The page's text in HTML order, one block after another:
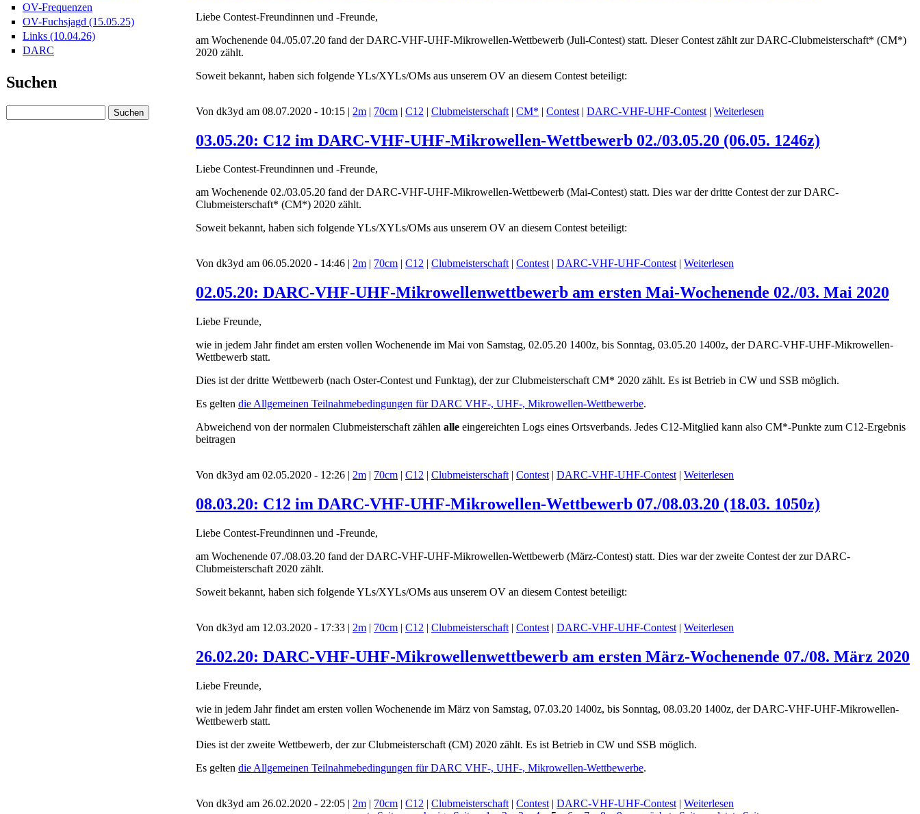
OV-Frequenzen
OV-Fuchsjagd (15.05.25)
Links (10.04.26)
DARC
Suchen
Liebe Contest-Freundinnen und -Freunde,
am Wochenende 04./05.07.20 fand der DARC-VHF-UHF-Mikrowellen-Wettbewerb (Juli-Contest) statt. Dieser Contest zählt zur DARC-Clubmeisterschaft* (CM*)
2020 zählt.
Soweit bekannt, haben sich folgende YLs/XYLs/OMs aus unserem OV an diesem Contest beteiligt:
Von dk3yd am 08.07.2020 - 10:15 | 2m | 70cm | C12 | Clubmeisterschaft | CM* | Contest | DARC-VHF-UHF-Contest | Weiterlesen
03.05.20: C12 im DARC-VHF-UHF-Mikrowellen-Wettbewerb 02./03.05.20 (06.05. 1246z)
Liebe Contest-Freundinnen und -Freunde,
am Wochenende 02./03.05.20 fand der DARC-VHF-UHF-Mikrowellen-Wettbewerb (Mai-Contest) statt. Dies war der dritte Contest der zur DARC-
Clubmeisterschaft* (CM*) 2020 zählt.
Soweit bekannt, haben sich folgende YLs/XYLs/OMs aus unserem OV an diesem Contest beteiligt:
Von dk3yd am 06.05.2020 - 14:46 | 2m 70cm C12 Clubmeisterschaft| Contest| DARC-VHF-UHF-Contest| Weiterlesen
02.05.20: DARC-VHF-UHF-Mikrowellenwettbewerb am ersten Mai-Wochenende 02./03. Mai 2020
Liebe Freunde,
wie in jedem Jahr findet am ersten vollen Wochenende im Mai von Samstag, 02.05.20 1400z, bis Sonntag, 03.05.20 1400z, der DARC-VHF-UHF-Mikrowellen-
Wettbewerb statt.
Dies ist der dritte Wettbewerb (nach Oster-Contest und Funktag), der zur Clubmeisterschaft CM* 2020 zählt. Es ist Betrieb in CW und SSB möglich.
Es gelten die Allgemeinen Teilnahmebedingungen für DARC VHF-, UHF-, Mikrowellen-Wettbewerbe.
Abweichend von der normalen Clubmeisterschaft zählen alle eingereichten Logs eines Ortsverbands. Jedes C12-Mitglied kann also CM*-Punkte zum C12-Ergebnis
beitragen
Von dk3yd am 02.05.2020 - 12:26 | 2m | 70cm | C12 | Clubmeisterschaft | Contest | DARC-VHF-UHF-Contest | Weiterlesen
08.03.20: C12 im DARC-VHF-UHF-Mikrowellen-Wettbewerb 07./08.03.20 (18.03. 1050z)
Liebe Contest-Freundinnen und -Freunde,
am Wochenende 07./08.03.20 fand der DARC-VHF-UHF-Mikrowellen-Wettbewerb (März-Contest) statt. Dies war der zweite Contest der zur DARC-
Clubmeisterschaft 2020 zählt.
Soweit bekannt, haben sich folgende YLs/XYLs/OMs aus unserem OV an diesem Contest beteiligt:
Von dk3yd am 12.03.2020 - 17:33 | 2m | 70cm | C12 | Clubmeisterschaft | Contest | DARC-VHF-UHF-Contest | Weiterlesen
26.02.20: DARC-VHF-UHF-Mikrowellenwettbewerb am ersten März-Wochenende 07./08. März 2020
Liebe Freunde,
wie in jedem Jahr findet am ersten vollen Wochenende im März von Samstag, 07.03.20 1400z, bis Sonntag, 08.03.20 1400z, der DARC-VHF-UHF-Mikrowellen-
Wettbewerb statt.
Dies ist der zweite Wettbewerb, der zur Clubmeisterschaft (CM) 2020 zählt. Es ist Betrieb in CW und SSB möglich.
Es gelten die Allgemeinen Teilnahmebedingungen für DARC VHF-, UHF-, Mikrowellen-Wettbewerbe.
Von dk3yd am 26.02.2020 - 22:05 | 2m | 70cm | C12 | Clubmeisterschaft | Contest | DARC-VHF-UHF-Contest | Weiterlesen